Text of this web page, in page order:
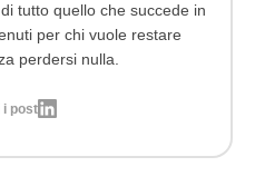
tutto quello che succede in
per chi vuole restare
perdersi nulla.
i post